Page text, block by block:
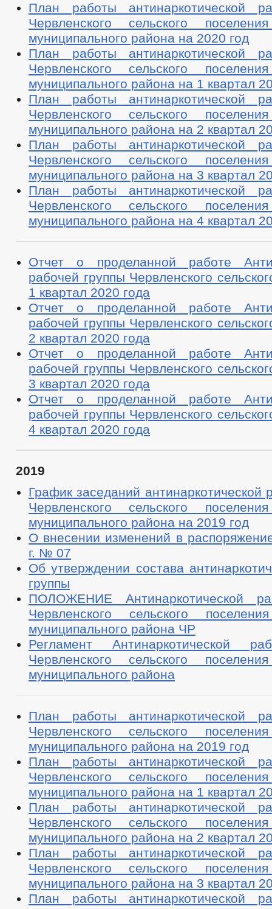
План работы антинаркотической
Червленского сельского
муниципального района на 2020 год
План работы антинаркотической
Червленского сельского
муниципального района на 1 квартал
План работы антинаркотической
Червленского сельского
муниципального района на 2 квартал
План работы антинаркотической
Червленского сельского
муниципального района на 3 квартал
План работы антинаркотической
Червленского сельского
муниципального района на 4 квартал
Отчет о проделанной работе
рабочей группы Червленского
1 квартал 2020 года
Отчет о проделанной работе
рабочей группы Червленского
2 квартал 2020 года
Отчет о проделанной работе
рабочей группы Червленского
3 квартал 2020 года
Отчет о проделанной работе
рабочей группы Червленского
4 квартал 2020 года
2019
График заседаний антинаркотической
Червленского сельского
муниципального района на 2019 год
О внесении изменений в
г. № 07
Об утверждении состава
группы
ПОЛОЖЕНИЕ Антинаркотической
Червленского сельского
муниципального района ЧР
Регламент Антинаркотической
Червленского сельского
муниципального района
План работы антинаркотической
Червленского сельского
муниципального района на 2019 год
План работы антинаркотической
Червленского сельского
муниципального района на 1 квартал
План работы антинаркотической
Червленского сельского
муниципального района на 2 квартал
План работы антинаркотической
Червленского сельского
муниципального района на 3 квартал
План работы антинаркотической